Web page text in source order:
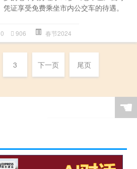
凭证享受免费乘坐市内公交车的待遇。
0 906 春节2024
3 下一页 尾页
☚